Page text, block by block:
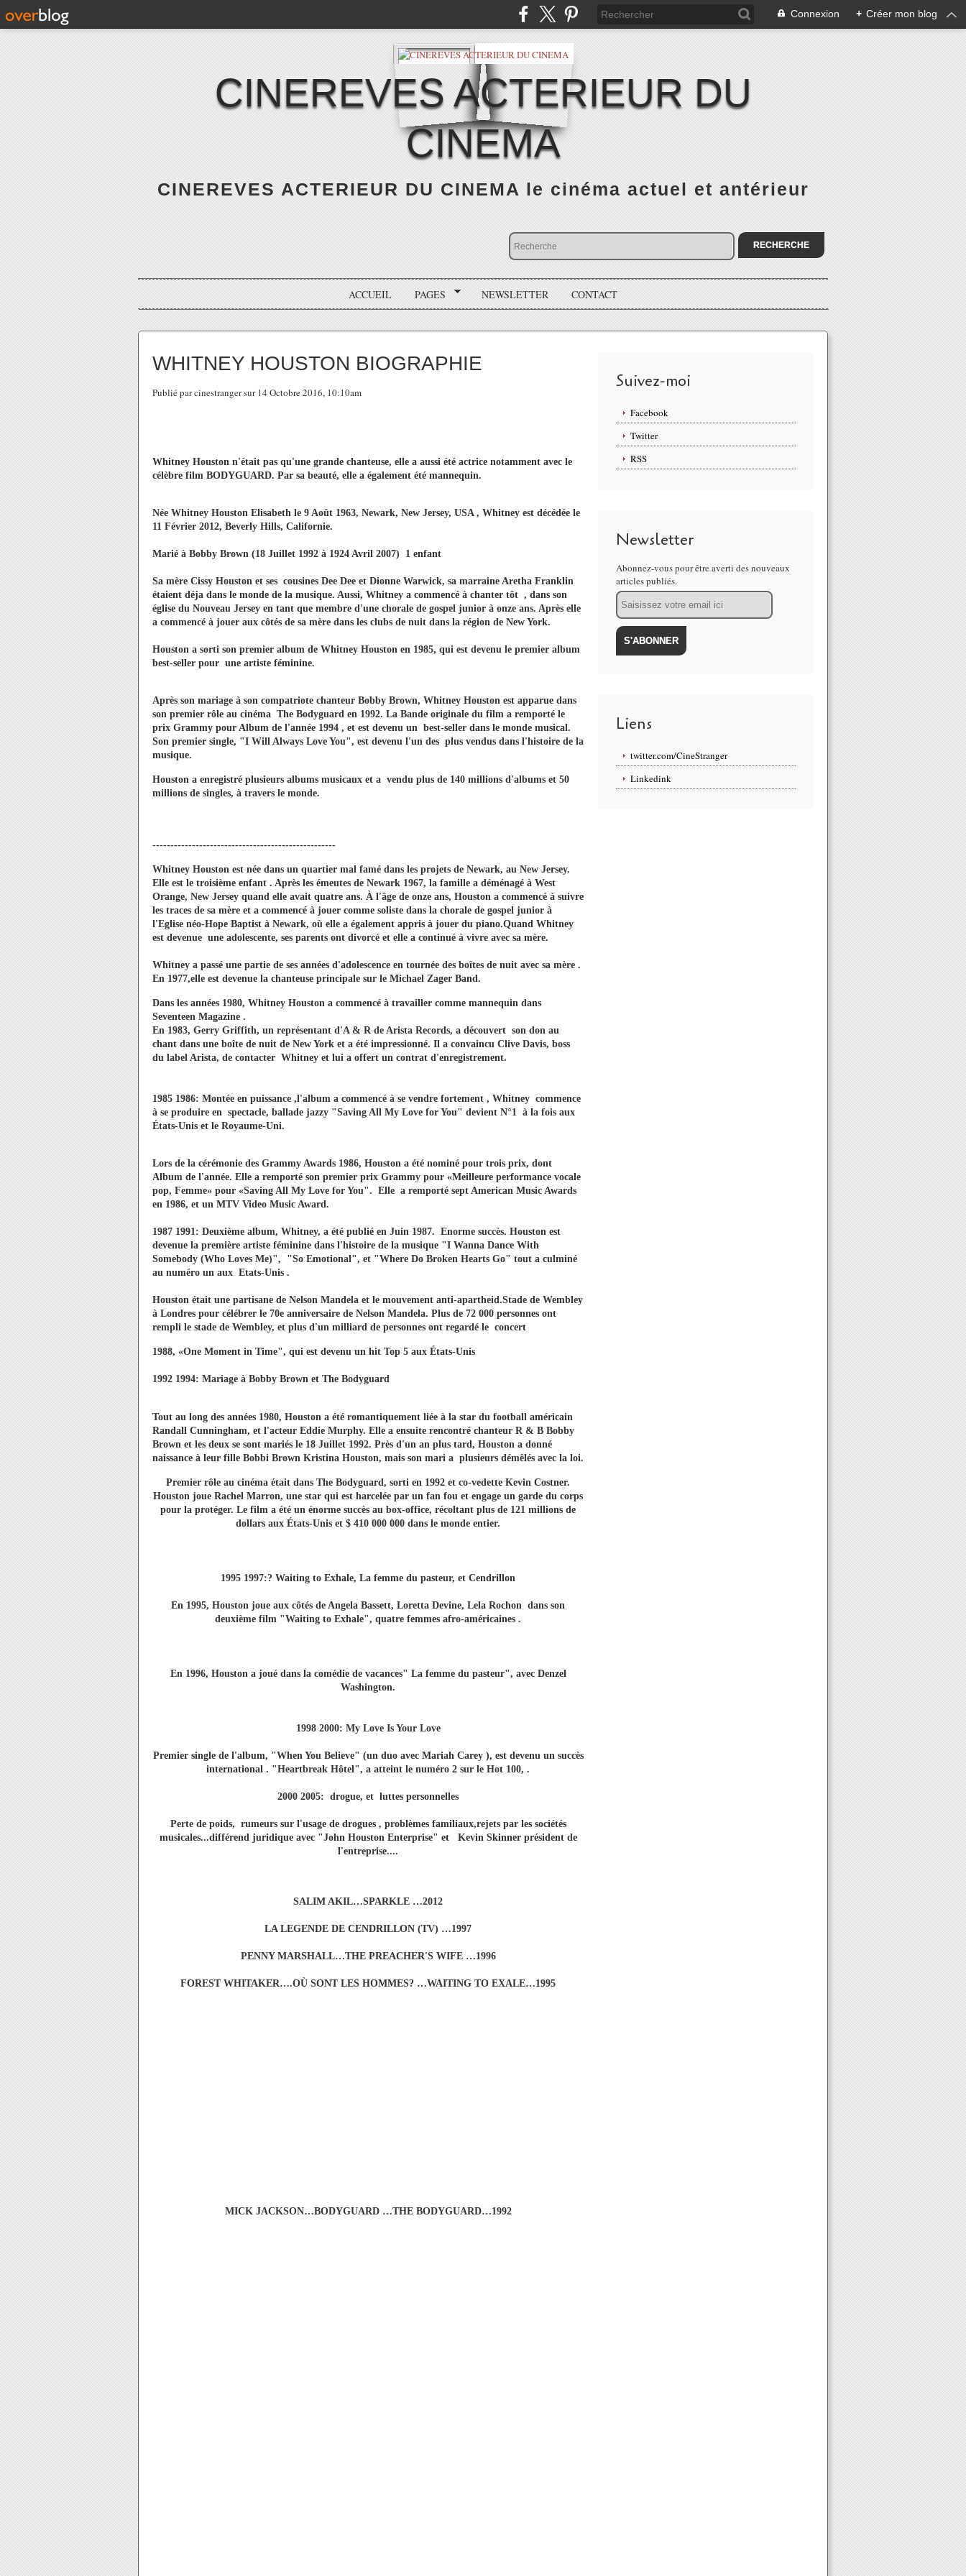
Connexion + Créer mon blog
CINEREVES ACTERIEUR DU
CINEMA
CINEREVES ACTERIEUR DU CINEMA le cinéma actuel et antérieur
ACCUEIL PAGES NEWSLETTER CONTACT
WHITNEY HOUSTON BIOGRAPHIE
Publié par cinestranger sur 14 Octobre 2016, 10:10am
Whitney Houston n'était pas qu'une grande chanteuse, elle a aussi été actrice notamment avec le
célèbre film BODYGUARD. Par sa beauté, elle a également été mannequin.
Née Whitney Houston Elisabeth le 9 Août 1963, Newark, New Jersey, USA , Whitney est décédée le
11 Février 2012, Beverly Hills, Californie.
Marié à Bobby Brown (18 Juillet 1992 à 1924 Avril 2007) 1 enfant
Sa mère Cissy Houston et ses cousines ​​Dee Dee et Dionne Warwick, sa marraine Aretha Franklin
étaient déja dans le monde de la musique. Aussi, Whitney a commencé à chanter tôt , dans son
église du Nouveau Jersey en tant que membre d'une chorale de gospel junior à onze ans. Après elle
a commencé à jouer aux côtés de sa mère dans les clubs de nuit dans la région de New York.
Houston a sorti son premier album de Whitney Houston en 1985, qui est devenu le premier album
best-seller pour une artiste féminine.
Après son mariage à son compatriote chanteur Bobby Brown, Whitney Houston est apparue dans
son premier rôle au cinéma The Bodyguard en 1992. La Bande originale du film a remporté le
prix Grammy pour Album de l'année 1994 , et est devenu un best-seller dans le monde musical.
Son premier single, "I Will Always Love You", est devenu l'un des plus vendus dans l'histoire de la
musique.
Houston a enregistré plusieurs albums musicaux et a vendu plus de 140 millions d'albums et 50
millions de singles, à travers le monde.
---------------------------------------------------
Whitney Houston est née dans un quartier mal famé dans les projets de Newark, au New Jersey.
Elle est le troisième enfant . Après les émeutes de Newark 1967, la famille a déménagé à West
Orange, New Jersey quand elle avait quatre ans. À l'âge de onze ans, Houston a commencé à suivre
les traces de sa mère et a commencé à jouer comme soliste dans la chorale de gospel junior à
l'Eglise néo-Hope Baptist à Newark, où elle a également appris à jouer du piano.Quand Whitney
est devenue une adolescente, ses parents ont divorcé et elle a continué à vivre avec sa mère.
Whitney a passé une partie de ses années d'adolescence en tournée des boîtes de nuit avec sa mère .
En 1977,elle est devenue la chanteuse principale sur le Michael Zager Band.
Dans les années 1980, Whitney Houston a commencé à travailler comme mannequin dans
Seventeen Magazine .
En 1983, Gerry Griffith, un représentant d'A & R de Arista Records, a découvert son don au
chant dans une boîte de nuit de New York et a été impressionné. Il a convaincu Clive Davis, boss
du label Arista, de contacter Whitney et lui a offert un contrat d'enregistrement.
1985 1986: Montée en puissance ,l'album a commencé à se vendre fortement , Whitney commence
à se produire en spectacle, ballade jazzy "Saving All My Love for You" devient N°1 à la fois aux
États-Unis et le Royaume-Uni.
Lors de la cérémonie des Grammy Awards 1986, Houston a été nominé pour trois prix, dont
Album de l'année. Elle a remporté son premier prix Grammy pour «Meilleure performance vocale
pop, Femme» pour «Saving All My Love for You". Elle a remporté sept American Music Awards
en 1986, et un MTV Video Music Award.
1987 1991: Deuxième album, Whitney, a été publié en Juin 1987. Enorme succès. Houston est
devenue la première artiste féminine dans l'histoire de la musique "I Wanna Dance With
Somebody (Who Loves Me)", "So Emotional", et "Where Do Broken Hearts Go" tout a culminé
au numéro un aux Etats-Unis .
Houston était une partisane de Nelson Mandela et le mouvement anti-apartheid.Stade de Wembley
à Londres pour célébrer le 70e anniversaire de Nelson Mandela. Plus de 72 000 personnes ont
rempli le stade de Wembley, et plus d'un milliard de personnes ont regardé le concert
1988, «One Moment in Time", qui est devenu un hit Top 5 aux États-Unis
1992 1994: Mariage à Bobby Brown et The Bodyguard
Tout au long des années 1980, Houston a été romantiquement liée à la star du football américain
Randall Cunningham, et l'acteur Eddie Murphy. Elle a ensuite rencontré chanteur R & B Bobby
Brown et les deux se sont mariés le 18 Juillet 1992. Près d'un an plus tard, Houston a donné
naissance à leur fille Bobbi Brown Kristina Houston, mais son mari a plusieurs démêlés avec la loi.
Premier rôle au cinéma était dans The Bodyguard, sorti en 1992 et co-vedette Kevin Costner.
Houston joue Rachel Marron, une star qui est harcelée par un fan fou et engage un garde du corps
pour la protéger. Le film a été un énorme succès au box-office, récoltant plus de 121 millions de
dollars aux États-Unis et $ 410 000 000 dans le monde entier.
1995 1997:? Waiting to Exhale, La femme du pasteur, et Cendrillon
En 1995, Houston joue aux côtés de Angela Bassett, Loretta Devine, Lela Rochon dans son
deuxième film "Waiting to Exhale", quatre femmes afro-américaines .
En 1996, Houston a joué dans la comédie de vacances" La femme du pasteur", avec Denzel
Washington.
1998 2000: My Love Is Your Love
Premier single de l'album, "When You Believe" (un duo avec Mariah Carey ), est devenu un succès
international . "Heartbreak Hôtel", a atteint le numéro 2 sur le Hot 100, .
2000 2005: drogue, et luttes personnelles
Perte de poids, rumeurs sur l'usage de drogues , problèmes familiaux,rejets par les sociétés
musicales...différend juridique avec "John Houston Enterprise" et Kevin Skinner président de
l'entreprise....
SALIM AKIL…SPARKLE …2012
LA LEGENDE DE CENDRILLON (TV) …1997
PENNY MARSHALL…THE PREACHER'S WIFE …1996
FOREST WHITAKER….OÙ SONT LES HOMMES? …WAITING TO EXALE…1995
MICK JACKSON…BODYGUARD …THE BODYGUARD…1992
Suivez-moi
Facebook
Twitter
RSS
Newsletter
Abonnez-vous pour être averti des nouveaux
articles publiés.
Email
Liens
twitter.com/CineStranger
Linkedink